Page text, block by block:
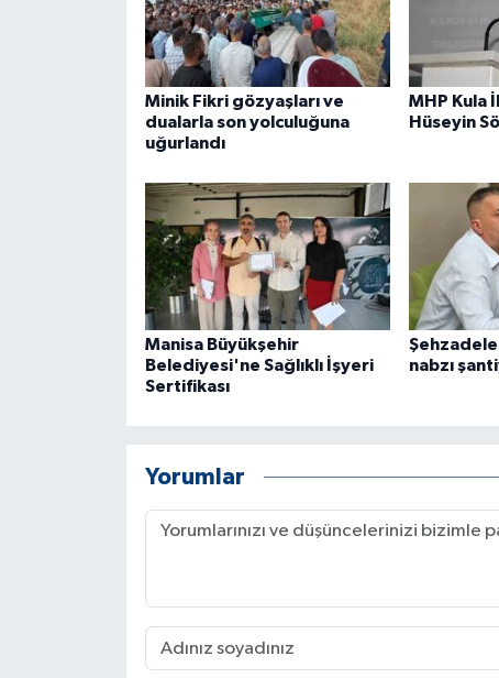
Minik Fikri gözyaşları ve
dualarla son yolculuğuna
uğurlandı
MHP Kula
Hüseyin
Manisa Büyükşehir
Belediyesi'ne Sağlıklı İşyeri
Sertifikası
nabzı
Yorumlar